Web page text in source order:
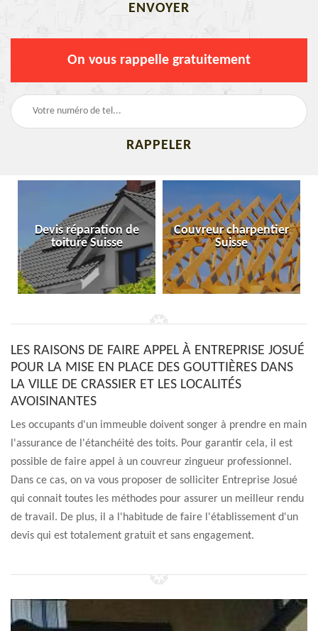
On vous rappelle gratuitement
Devis réparation de
toiture Suisse
Couvreur charpentier
Suisse
LES RAISONS DE FAIRE APPEL À ENTREPRISE JOSUÉ
POUR LA MISE EN PLACE DES GOUTTIÈRES DANS
LA VILLE DE CRASSIER ET LES LOCALITÉS
AVOISINANTES
Les occupants d'un immeuble doivent songer à prendre en main
l'assurance de l'étanchéité des toits. Pour garantir cela, il est
possible de faire appel à un couvreur zingueur professionnel.
Dans ce cas, on va vous proposer de solliciter Entreprise Josué
qui connait toutes les méthodes pour assurer un meilleur rendu
de travail. De plus, il a l'habitude de faire l'établissement d'un
devis qui est totalement gratuit et sans engagement.